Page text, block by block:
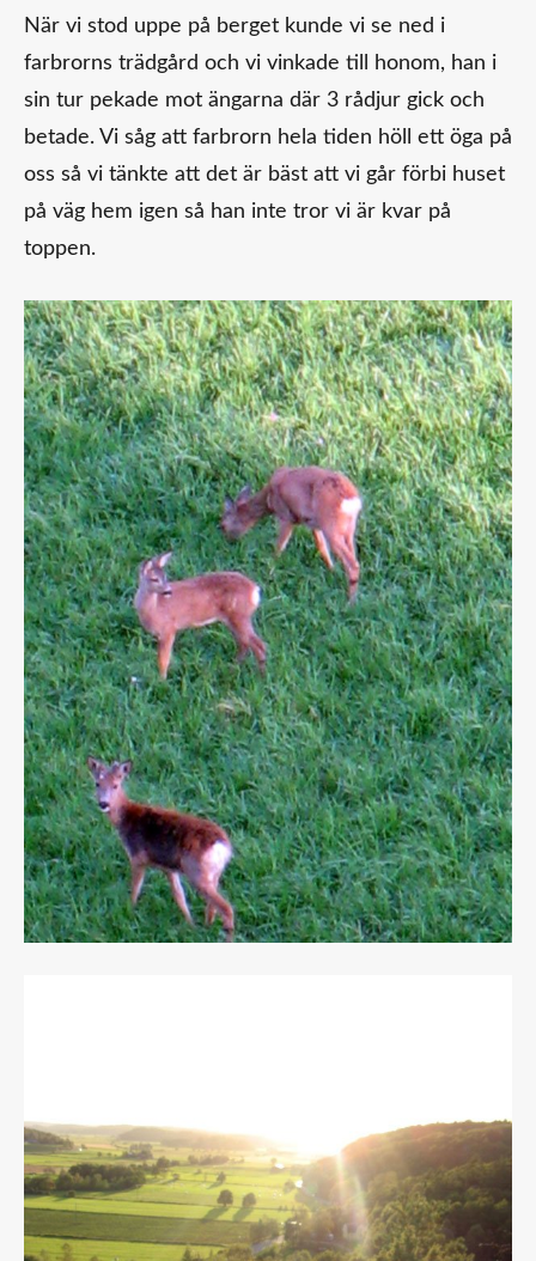
När vi stod uppe på berget kunde vi se ned i
farbrorns trädgård och vi vinkade till honom, han i
sin tur pekade mot ängarna där 3 rådjur gick och
betade. Vi såg att farbrorn hela tiden höll ett öga på
oss så vi tänkte att det är bäst att vi går förbi huset
på väg hem igen så han inte tror vi är kvar på
toppen.